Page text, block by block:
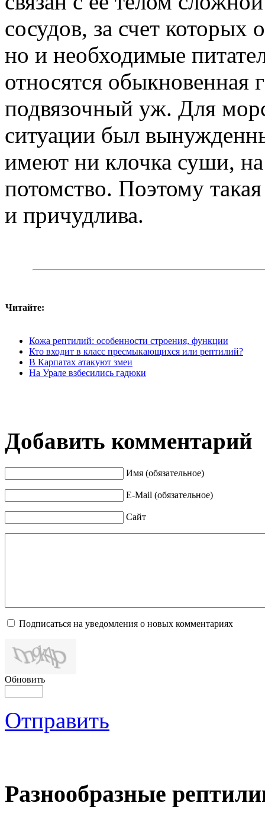
сосудов, за счет которых
но и необходимые
относятся обыкновенная
подвязочный уж. Для
ситуации был
имеют ни клочка суши,
потомство. Поэтому
и причудлива.
Читайте:
Кожа рептилий: особенности строения, функции
Кто входит в класс пресмыкающихся или рептилий?
В Карпатах атакуют змеи
На Урале взбесились гадюки
Добавить комментарий
Имя (обязательное)
E-Mail (обязательное)
Сайт
Подписаться на уведомления о новых комментариях
Обновить
Отправить
Разнообразные